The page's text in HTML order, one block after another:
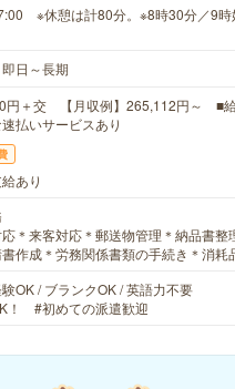
※休憩は計80分。※8時30分／9時
即日～長期
円＋交 【月収例】265,112円～ ■
払いサービスあり
あり
応＊来客対応＊郵送物管理＊納品書整
作成＊労務関係書類の手続き＊消
OK / ブランクOK / 英語力不要
！ #初めての派遣歓迎